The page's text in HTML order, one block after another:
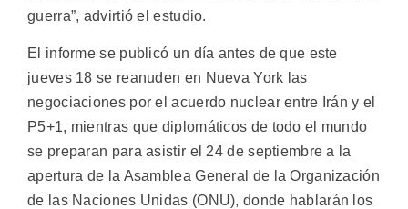
guerra”, advirtió el estudio.
El informe se publicó un día antes de que este
jueves 18 se reanuden en Nueva York las
negociaciones por el acuerdo nuclear entre Irán y el
P5+1, mientras que diplomáticos de todo el mundo
se preparan para asistir el 24 de septiembre a la
apertura de la Asamblea General de la Organización
de las Naciones Unidas (ONU), donde hablarán los